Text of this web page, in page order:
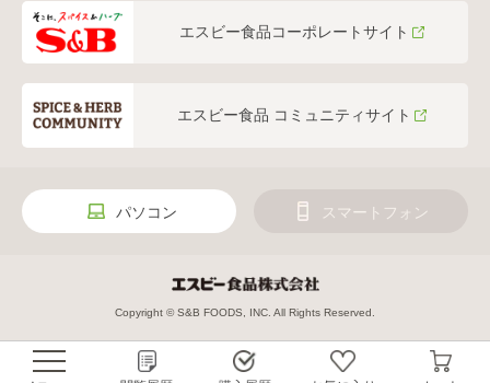
エスビー食品コーポレートサイト
エスビー食品 コミュニティサイト
パソコン スマートフォン
Copyright © S&B FOODS, INC. All Rights Reserved.